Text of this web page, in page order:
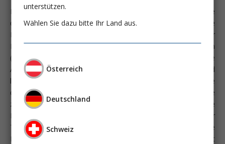
Es gibt verschiedene Nachweismethoden. Die sicherste ist die
quantitative PCR (qPCR) im Blut. Eine andere
Nachweismethode ist der Nachweis bestimmter
Replikationsproteine, die sich früh in Zellen anfärben lassen
(etwa pp65). Im Gegensatz zur qPCR sind die
Anfärbemethoden sehr stark untersucher- und
lagerungsabhängig. So können gerade an der unteren Grenze
der Detektion schon wenige Stunden Lagerung die Proteine
zerstören und die Anfärbung unmöglich machen. Die
Bestimmung von Antikörpern gegen CMV ist nur vor der
Transplantation bei Spender und Empfänger sinnvoll, da die
Immunantwort unter der Immunsuppression stark verändert
unterstützen.
Wählen Sie dazu bitte Ihr Land aus.
Österreich
Deutschland
Schweiz